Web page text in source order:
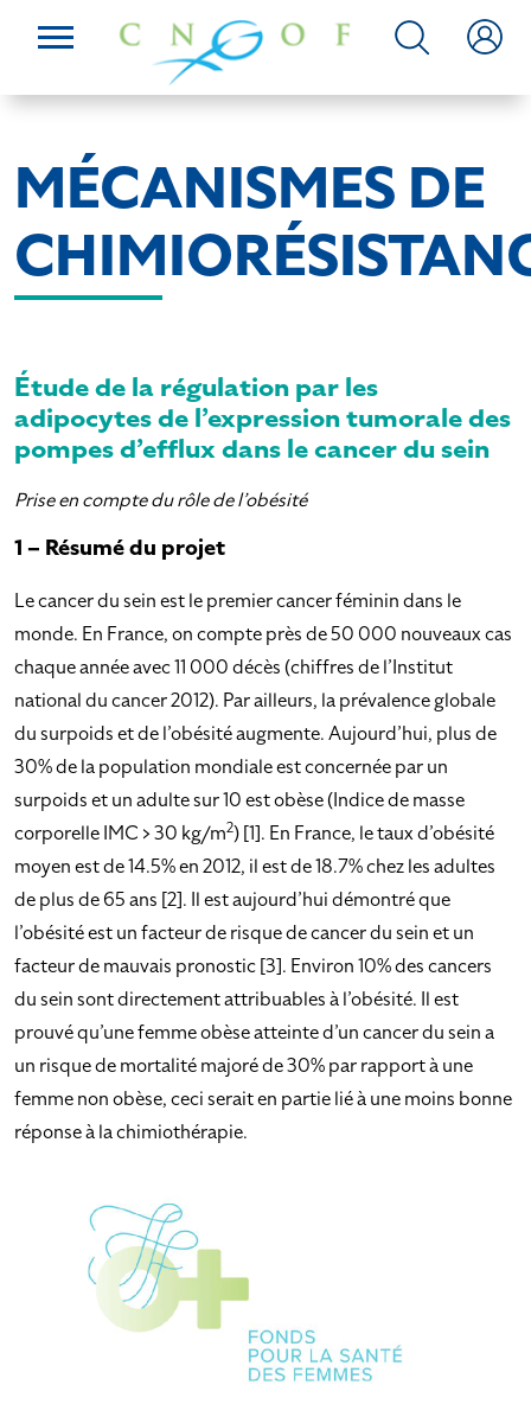
MÉCANISMES DE
Étude de la régulation par les
adipocytes de l’expression tumorale des
pompes d’efflux dans le cancer du sein
Prise en compte du rôle de l’obésité
1 – Résumé du projet
Le cancer du sein est le premier cancer féminin dans le
monde. En France, on compte près de 50 000 nouveaux cas
chaque année avec 11 000 décès (chiffres de l’Institut
national du cancer 2012). Par ailleurs, la prévalence globale
du surpoids et de l’obésité augmente. Aujourd’hui, plus de
30% de la population mondiale est concernée par un
surpoids et un adulte sur 10 est obèse (Indice de masse
corporelle IMC > 30 kg/m2) [1]. En France, le taux d’obésité
moyen est de 14.5% en 2012, il est de 18.7% chez les adultes
de plus de 65 ans [2]. Il est aujourd’hui démontré que
l’obésité est un facteur de risque de cancer du sein et un
facteur de mauvais pronostic [3]. Environ 10% des cancers
du sein sont directement attribuables à l’obésité. Il est
prouvé qu’une femme obèse atteinte d’un cancer du sein a
un risque de mortalité majoré de 30% par rapport à une
femme non obèse, ceci serait en partie lié à une moins bonne
réponse à la chimiothérapie.